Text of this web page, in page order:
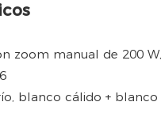
blanco cálido + blanco